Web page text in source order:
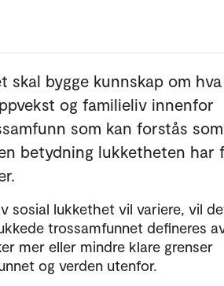
skal bygge kunnskap om
og familieliv innenfor
som kan forstås som
betydning lukketheten har
sosial lukkethet vil variere, vil
trossamfunnet defineres
mer eller mindre klare grenser
og verden utenfor.